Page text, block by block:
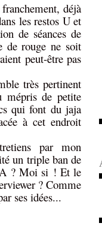
déjà
les restos U et
de séances de
de rouge ne soit
peut-être pas
très pertinent
mépris de petite
qui font du jaja
à cet endroit
par mon
un triple ban de
? Moi si ! Et le
? Comme
ses idées...